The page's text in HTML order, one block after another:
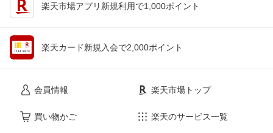
楽天市場アプリ新規利用で1,000ポイント
楽天カード新規入会で2,000ポイント
会員情報
買い物かご
楽天市場トップ
楽天のサービス一覧